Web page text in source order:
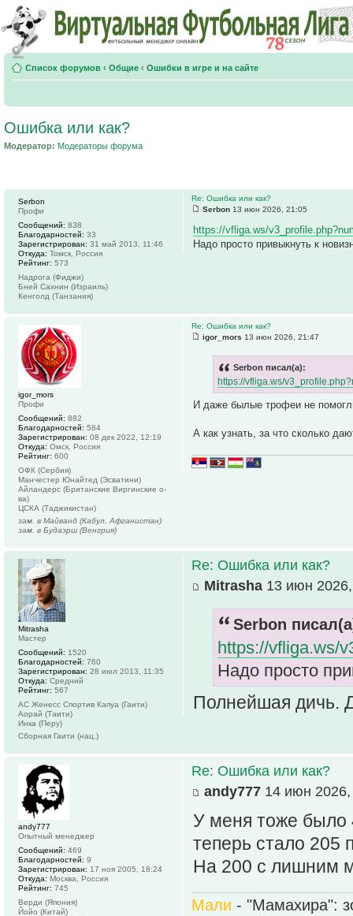
Список форумов ‹ Общие ‹ Ошибки в игре и на сайте
Ошибка или как?
Модератор: Модераторы форума
Re: Ошибка или как?
Serbon 13 июн 2026, 21:05
https://vfliga.ws/
Надо просто привыкнуть к
Serbon
Профи
Сообщений: 838
Благодарностей: 33
Зарегистрирован: 31 май 2013, 11:46
Откуда: Томск, Россия
Рейтинг: 573
Надрога (Фиджи)
Бней Сахнин (Израиль)
Кенголд (Танзания)
Re: Ошибка или как?
igor_mors 13 июн 2026, 21:47
Serbon писал(а):
https://vfliga.ws/
И даже былые трофеи не
А как узнать, за что сколько
igor_mors
Профи
Сообщений: 882
Благодарностей: 584
Зарегистрирован: 08 дек 2022, 12:19
Откуда: Омск, Россия
Рейтинг: 600
ОФК (Сербия)
Манчестер Юнайтед (Эсватини)
Айландерс (Британские Виргинские о-
ва)
ЦСКА (Таджикистан)
зам. в Майванд (Кабул, Афганистан)
зам. в Будаэрш (Венгрия)
Re: Ошибка или как?
Mitrasha 13 июн
Serbon
https://vfliga.ws/
Надо просто
Полнейшая дичь.
Mitrasha
Мастер
Сообщений: 1520
Благодарностей: 760
Зарегистрирован: 28 июл 2013, 11:35
Откуда: Средний
Рейтинг: 567
АС Женесс Спортив Капуа (Гаити)
Аорай (Таити)
Инка (Перу)
Сборная Гаити (нац.)
Re: Ошибка или как?
andy777 14 июн
У меня тоже было
теперь стало 205
На 200 с лишним
Мали - "Мамахира":
andy777
Опытный менеджер
Сообщений: 469
Благодарностей: 9
Зарегистрирован: 17 ноя 2005, 18:24
Откуда: Москва, Россия
Рейтинг: 745
Верди (Япония)
Йойо (Китай)